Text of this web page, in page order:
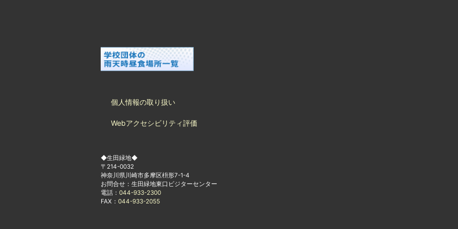
個人情報の取り扱い
Webアクセシビリティ評価
◆生田緑地◆
〒214-0032
神奈川県川崎市多摩区枡形7-1-4
お問合せ：生田緑地東口ビジターセンター
電話： 044-933-2300
FAX： 044-933-2055